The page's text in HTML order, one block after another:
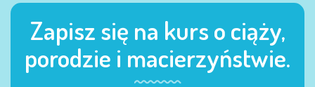
Zapisz się na kurs o ciąży,
porodzie i macierzyństwie.